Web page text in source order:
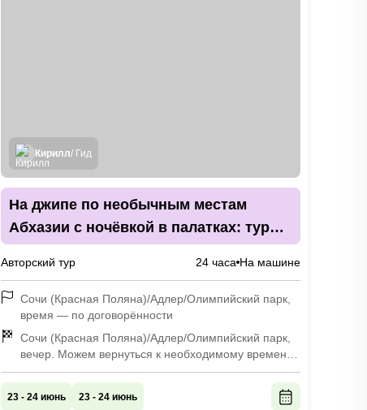
Кирилл/ Гид
На джипе по необычным местам
Абхазии с ночёвкой в палатках: тур
Авторский тур 24 часа На машине
Сочи (Красная Поляна)/Адлер/Олимпийский парк,
время — по договорённости
Сочи (Красная Поляна)/Адлер/Олимпийский парк,
вечер. Можем вернуться к необходимому времени,
обычно не позднее 22:00
23 - 24 июнь 23 - 24 июнь